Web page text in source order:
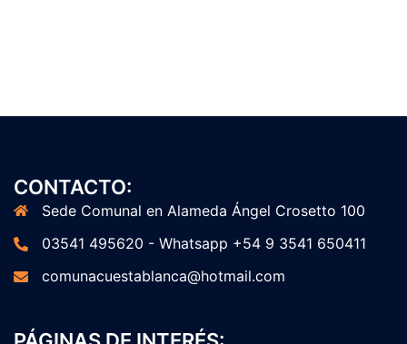
CONTACTO:
Sede Comunal en Alameda Ángel Crosetto 100
03541 495620 - Whatsapp +54 9 3541 650411
comunacuestablanca@hotmail.com